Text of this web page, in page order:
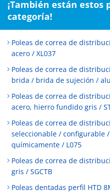
¡También están estos
categoría!
Poleas de correa de
acero / XL037
Poleas de correa de
brida / brida de sujeción /
Poleas de correa de
acero, hierro fundido gris /
Poleas de correa de
seleccionable / configurable
químicamente / L075
Poleas de correa de
gris / SGCTB
Poleas dentadas perfil HTD